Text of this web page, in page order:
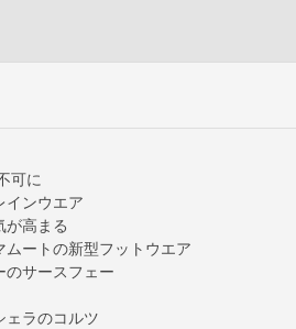
可に
インウエア
が高まる
ートの新型フットウエア
のサースフェー
ェラのコルツ